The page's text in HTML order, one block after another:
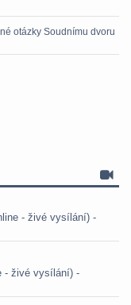
otázky Soudnímu dvoru
- živé vysílání) -
- živé vysílání) -